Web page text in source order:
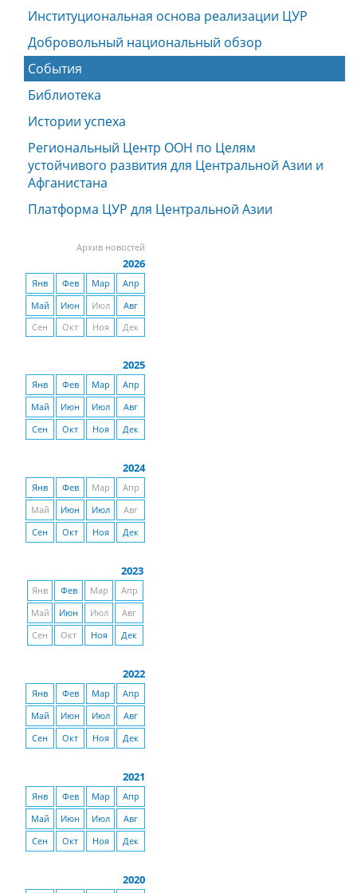
Институциональная основа реализации ЦУР
Добровольный национальный обзор
События
Библиотека
Истории успеха
Региональный Центр ООН по Целям
устойчивого развития для Центральной Азии и
Афганистана
Платформа ЦУР для Центральной Азии
Архив новостей
2026
Янв Фев Мар
Апр
Май
Июн Июл
Авг
Сен
Окт Ноя Дек
2025
Янв Фев Мар
Апр
Май
Июн Июл
Авг
Сен
Окт Ноя Дек
2024
Янв Фев Мар
Апр
Май
Июн Июл
Авг
Сен
Окт Ноя Дек
2023
Янв Фев Мар
Апр
Май
Июн Июл
Авг
Сен
Окт Ноя Дек
2022
Янв Фев Мар
Апр
Май
Июн Июл
Авг
Сен
Окт Ноя Дек
2021
Янв Фев Мар
Апр
Май
Июн Июл
Авг
Сен
Окт Ноя Дек
2020